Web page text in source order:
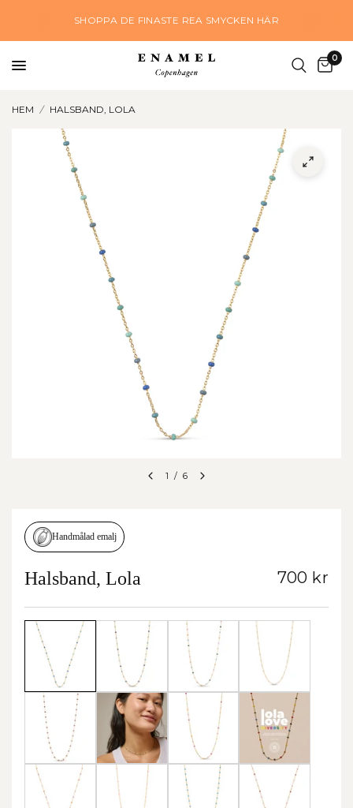
SHOPPA DE FINASTE REA SMYCKEN HÄR
0
HEM / HALSBAND, LOLA
1 / 6
Handmålad emalj
Halsband, Lola 700 kr